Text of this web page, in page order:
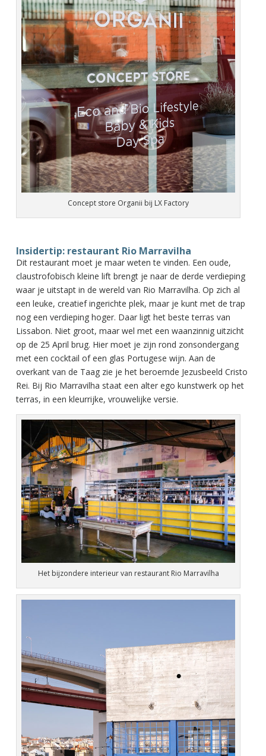
Concept store Organii bij LX Factory
Insidertip: restaurant Rio Marravilha
Dit restaurant moet je maar weten te vinden. Een oude,
claustrofobisch kleine lift brengt je naar de derde verdieping
waar je uitstapt in de wereld van Rio Marravilha. Op zich al
een leuke, creatief ingerichte plek, maar je kunt met de trap
nog een verdieping hoger. Daar ligt het beste terras van
Lissabon. Niet groot, maar wel met een waanzinnig uitzicht
op de 25 April brug. Hier moet je zijn rond zonsondergang
met een cocktail of een glas Portugese wijn. Aan de
overkant van de Taag zie je het beroemde Jezusbeeld Cristo
Rei. Bij Rio Marravilha staat een alter ego kunstwerk op het
terras, in een kleurrijke, vrouwelijke versie.
Het bijzondere interieur van restaurant Rio Marravilha